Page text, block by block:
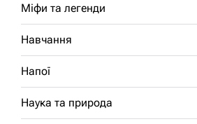
Міфи та легенди
Навчання
Напої
Наука та природа